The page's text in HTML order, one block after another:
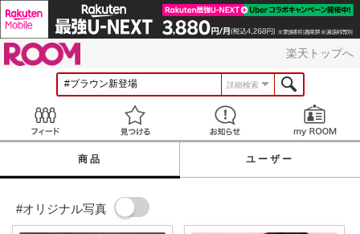
楽天トップへ
詳細検索
見つける お知らせ
商品 ユーザー
#オリジナル写真